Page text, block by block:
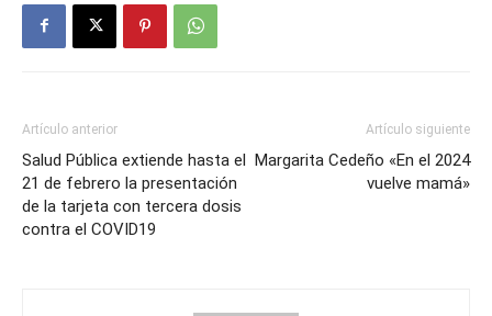
Artículo anterior
Salud Pública extiende hasta el
21 de febrero la presentación
de la tarjeta con tercera dosis
contra el COVID19
Artículo siguiente
Margarita Cedeño «En el 2024
vuelve mamá»